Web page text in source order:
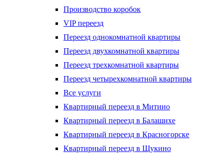
Производство коробок
VIP переезд
Переезд однокомнатной квартиры
Переезд двухкомнатной квартиры
Переезд трехкомнатной квартиры
Переезд четырехкомнатной квартиры
Все услуги
Квартирный переезд в Митино
Квартирный переезд в Балашихе
Квартирный переезд в Красногорске
Квартирный переезд в Щукино